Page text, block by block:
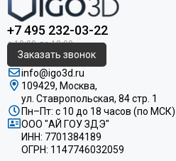
+7 495 232-03-22
Заказать звонок
info@igo3d.ru
109429, Москва,
ул. Ставропольская, 84 стр. 1
Пн–Пт: с 10 до 18 часов (по МСК)
ООО "АЙ ГОУ ЗДЭ"
ИНН: 7701384189
ОГРН: 1147746032059